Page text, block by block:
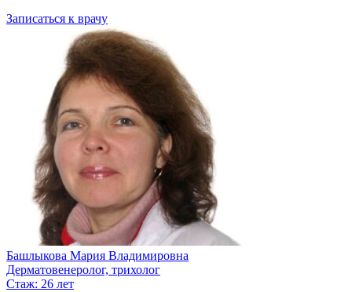
Записаться к врачу
Башлыкова Мария Владимировна
Дерматовенеролог, трихолог
Стаж: 26 лет